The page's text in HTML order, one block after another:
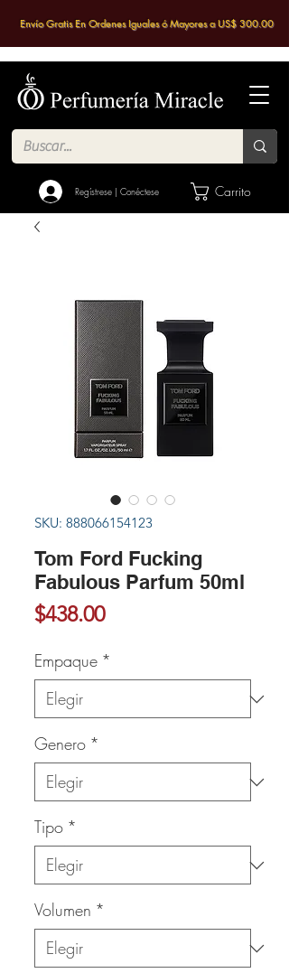
Regístrese | Conéctese Carrito
Envío Gratis En Ordenes Iguales ó Mayores a US$ 300.00
SKU: 888066154123
Tom Ford Fucking
Fabulous Parfum 50ml
$438.00Precio
Empaque *
Genero *
Tipo *
Volumen *